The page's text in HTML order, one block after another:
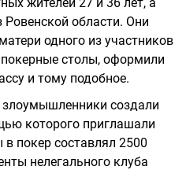
Ровенской области. Они
одного из участников
столы, оформили
и тому подобное.
создали
которого приглашали
покер составлял 2500
нелегального клуба